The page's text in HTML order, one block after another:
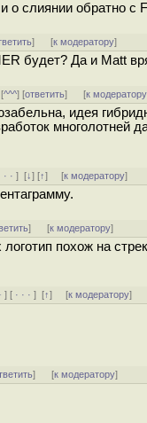
слиянии обратно с
] [к модератору]
будет? Да и Matt
^^^] [ответить] [к модератору
идея
многолотней
· ·][↓] [↑] [к модератору]
] [к модератору]
похож на
] [ · · ·][↑] [к модератору]
] [к модератору]